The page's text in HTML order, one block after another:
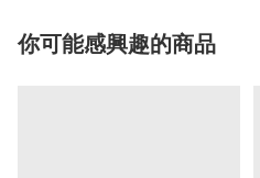
你可能感興趣的商品